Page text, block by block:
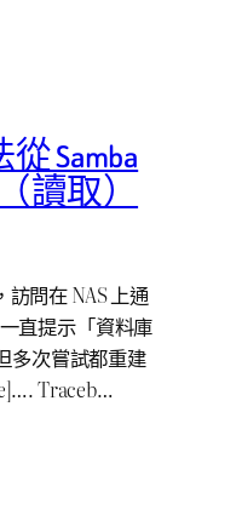
Samba
讀取）
問在 NAS 上通
直提示「資料庫
多次嘗試都重建
Traceb…